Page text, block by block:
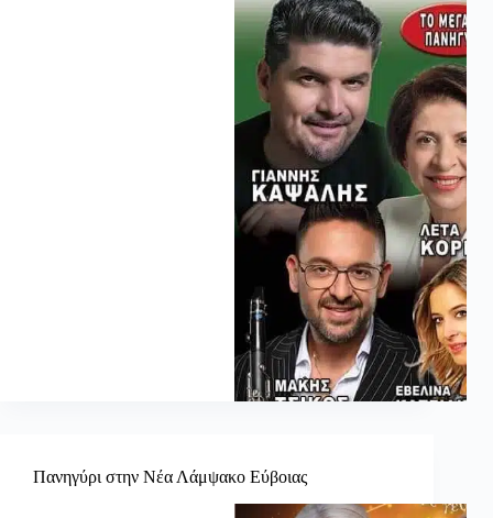
Πανηγύρι στην Νέα Λάμψακο Εύβοιας